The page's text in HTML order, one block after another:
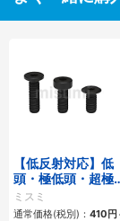
【低反射対応】低
頭・極低頭・超極
頭ボルト 低温黒色
ロムメッキ ステン
ミスミ
通常価格(税別)： 410円